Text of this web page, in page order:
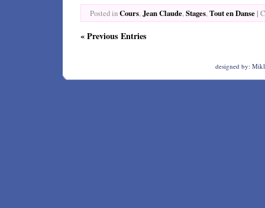
Posted inCours,Jean Claude,Stages,Tout en Danse |
« Previous Entries
designed by: Mikl